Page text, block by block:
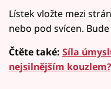
Lístek vložte mezi
nebo pod svícen.
Čtěte také: Síla
nejsilnějším kouzlem?